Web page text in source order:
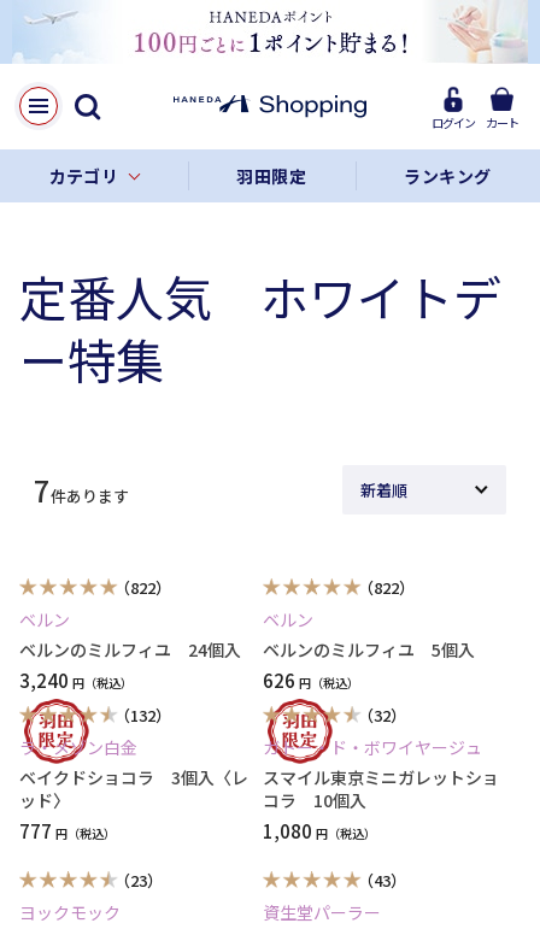
ログイン カート
カテゴリ 羽田限定 ランキング
定番人気 ホワイトデ
ー特集
7件あります
（822）
ベルン
ベルンのミルフィユ 24個入
3,240 円
（822）
ベルン
ベルンのミルフィユ 5個入
626 円
（132）
ラ・メゾン白金
ベイクドショコラ 3個入〈レ
ッド〉
777 円
（32）
ガトー・ド・ボワイヤージュ
スマイル東京ミニガレットショ
コラ 10個入
1,080 円
（23）
ヨックモック
（43）
資生堂パーラー